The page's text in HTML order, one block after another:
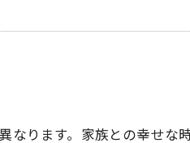
なります。家族との幸せな